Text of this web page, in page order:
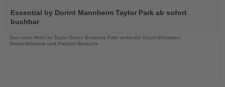
Sie
die
Essential by Dorint Mannheim Taylor Park ab sofort
buchbar
Das neue Hotel im Taylor Green Business Park verbindet Geschäftsreisen,
Stadterlebnisse und Palazzo-Besuche